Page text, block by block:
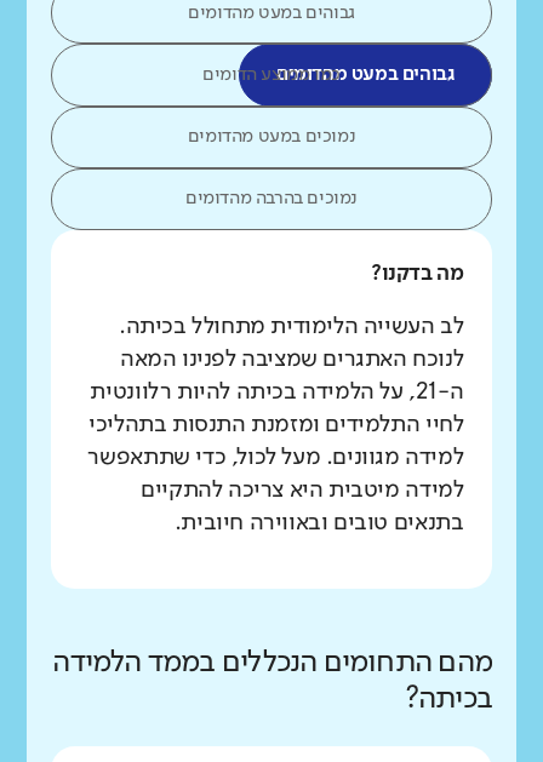
גבוהים במעט מהדומים
גבוהים במעט מהדומיםכמו ממוצע הדומים
נמוכים במעט מהדומים
נמוכים בהרבה מהדומים
מה בדקנו?
לב העשייה הלימודית מתחולל בכיתה.
לנוכח האתגרים שמציבה לפנינו המאה
ה-21, על הלמידה בכיתה להיות רלוונטית
לחיי התלמידים ומזמנת התנסות בתהליכי
למידה מגוונים. מעל לכול, כדי שתתאפשר
למידה מיטבית היא צריכה להתקיים
בתנאים טובים ובאווירה חיובית.
מהם התחומים הנכללים בממד הלמידה
בכיתה?